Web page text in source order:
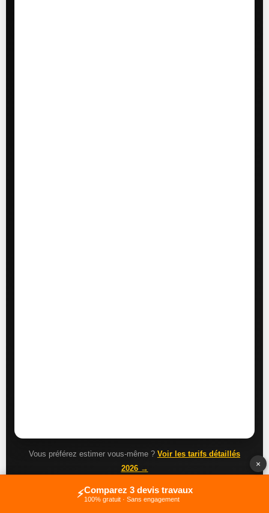
Vous préférez estimer vous-même ? Voir les tarifs détaillés
2026 →
⚡Comparez 3 devis travaux
100% gratuit · Sans engagement
×